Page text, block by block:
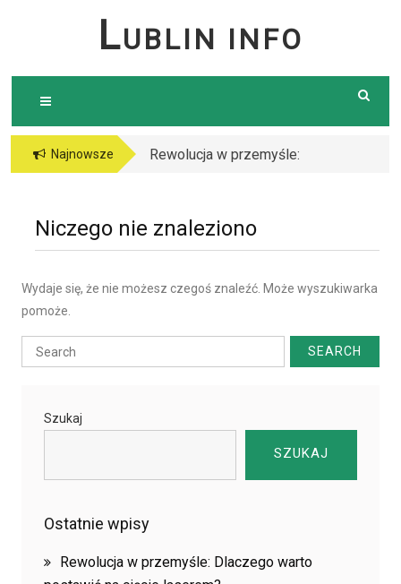
LUBLIN INFO
Najnowsze
Rewolucja w przemyśle:
Niczego nie znaleziono
Wydaje się, że nie możesz czegoś znaleźć. Może wyszukiwarka
pomoże.
Search
for:
Szukaj
SZUKAJ
Ostatnie wpisy
Rewolucja w przemyśle: Dlaczego warto